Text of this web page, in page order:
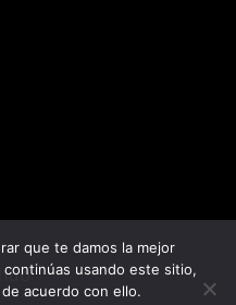
que te damos la mejor
usando este sitio,
acuerdo con ello.